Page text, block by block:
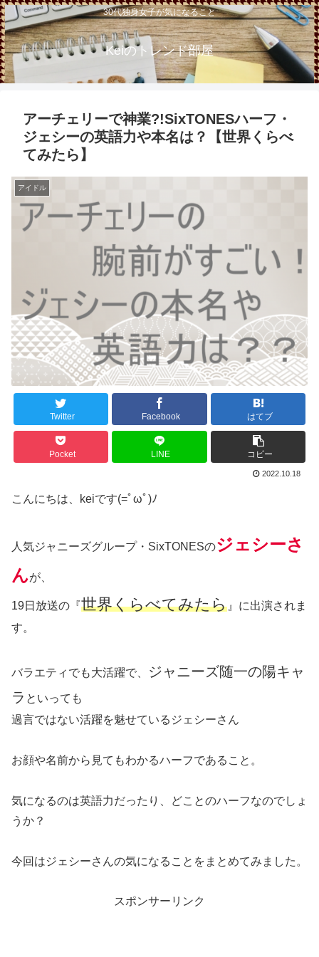
30代独身女子が気になること
Keiのトレンド部屋
アーチェリーで神業?!SixTONESハーフ・
ジェシーの英語力や本名は？【世界くらべ
てみたら】
アイドル
Twitter Facebook はてブ
Pocket LINE コピー
2022.10.18
こんにちは、keiです(=ﾟωﾟ)ﾉ
人気ジャニーズグループ・SixTONESのジェシーさ
んが、
19日放送の『 世界くらべてみたら』に出演されま
す。
バラエティでも大活躍で、
ジャニーズ随一の陽キャ
ラ といっても
過言ではない活躍を魅せているジェシーさん
お顔や名前から見てもわかるハーフであること。
気になるのは英語力だったり、どことのハーフなのでしょ
うか？
今回はジェシーさんの気になることをまとめてみました。
スポンサーリンク